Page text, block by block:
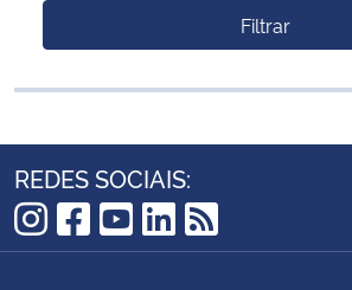
Filtrar
REDES SOCIAIS:
Instagram
Facebook
YouTube
LinkedIn
RSS